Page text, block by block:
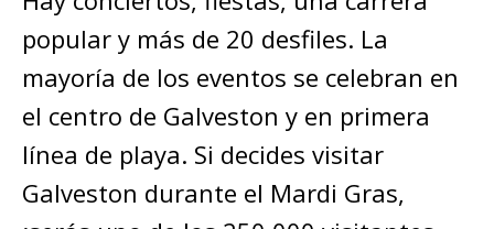
popular y más de 20 desfiles. La
mayoría de los eventos se celebran en
el centro de Galveston y en primera
línea de playa. Si decides visitar
Galveston durante el Mardi Gras,